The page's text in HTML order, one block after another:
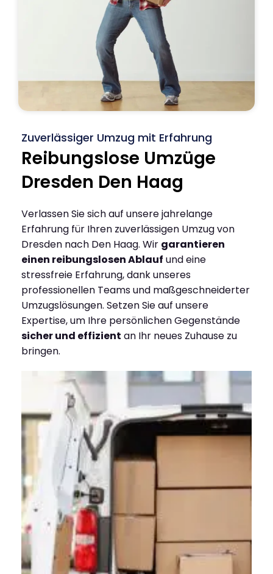
Zuverlässiger Umzug mit Erfahrung
Reibungslose Umzüge
Dresden Den Haag
Verlassen Sie sich auf unsere jahrelange
Erfahrung für Ihren zuverlässigen Umzug von
Dresden nach Den Haag. Wir garantieren
einen reibungslosen Ablauf und eine
stressfreie Erfahrung, dank unseres
professionellen Teams und maßgeschneiderter
Umzugslösungen. Setzen Sie auf unsere
Expertise, um Ihre persönlichen Gegenstände
sicher und effizient an Ihr neues Zuhause zu
bringen.